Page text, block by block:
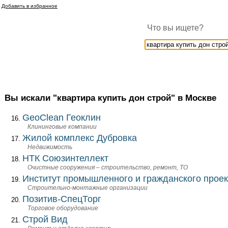
Добавить в избранное
Что вы ищете?
Вы искали "квартира купить дон строй" в Москве
GeoClean Геоклин
Клининговые компании
Жилой комплекс Дубровка
Недвижимость
НТК Союзинтеллект
Очистные сооружения – строительство, ремонт, ТО
Институт промышленного и гражданского
Строительно-монтажные организации
Позитив-СпецТорг
Торговое оборудование
Строй Вид